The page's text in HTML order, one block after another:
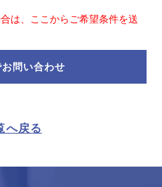
は、ここからご希望条件を送
お問い合わせ
へ戻る